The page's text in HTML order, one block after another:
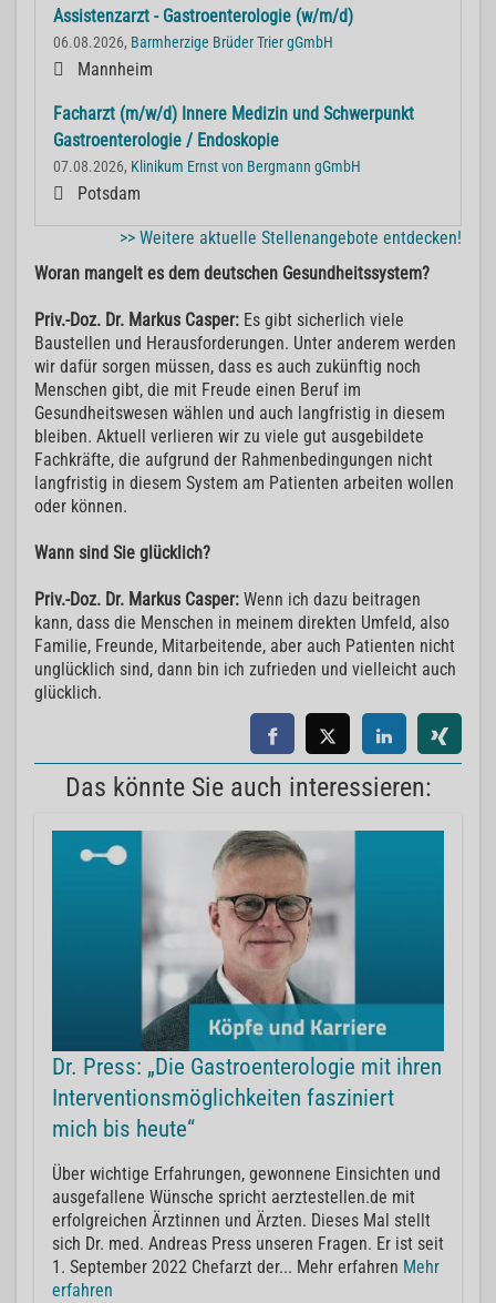
Assistenzarzt - Gastroenterologie (w/m/d)
06.08.2026, Barmherzige Brüder Trier gGmbH
Mannheim
Facharzt (m/w/d) Innere Medizin und Schwerpunkt
Gastroenterologie / Endoskopie
07.08.2026, Klinikum Ernst von Bergmann gGmbH
Potsdam
>> Weitere aktuelle Stellenangebote entdecken!
Woran mangelt es dem deutschen Gesundheitssystem?
Priv.-Doz. Dr. Markus Casper: Es gibt sicherlich viele
Baustellen und Herausforderungen. Unter anderem werden
wir dafür sorgen müssen, dass es auch zukünftig noch
Menschen gibt, die mit Freude einen Beruf im
Gesundheitswesen wählen und auch langfristig in diesem
bleiben. Aktuell verlieren wir zu viele gut ausgebildete
Fachkräfte, die aufgrund der Rahmenbedingungen nicht
langfristig in diesem System am Patienten arbeiten wollen
oder können.
Wann sind Sie glücklich?
Priv.-Doz. Dr. Markus Casper: Wenn ich dazu beitragen
kann, dass die Menschen in meinem direkten Umfeld, also
Familie, Freunde, Mitarbeitende, aber auch Patienten nicht
unglücklich sind, dann bin ich zufrieden und vielleicht auch
glücklich.
Das könnte Sie auch interessieren:
Dr. Press: „Die Gastroenterologie mit ihren
Interventionsmöglichkeiten fasziniert
mich bis heute“
Über wichtige Erfahrungen, gewonnene Einsichten und
ausgefallene Wünsche spricht aerztestellen.de mit
erfolgreichen Ärztinnen und Ärzten. Dieses Mal stellt
sich Dr. med. Andreas Press unseren Fragen. Er ist seit
1. September 2022 Chefarzt der... Mehr erfahren Mehr
erfahren